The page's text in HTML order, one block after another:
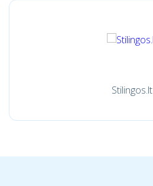
Stilingos.lt